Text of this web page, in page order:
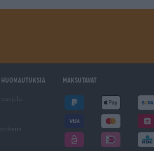
Maksutavat